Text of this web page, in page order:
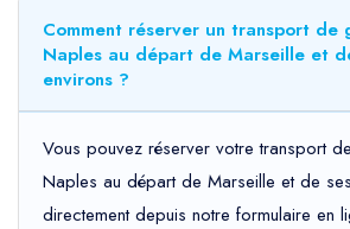
Comment réserver un transport de
Naples au départ de Marseille et
environs ?
Vous pouvez réserver votre transport
Naples au départ de Marseille et de
directement depuis notre formulaire en